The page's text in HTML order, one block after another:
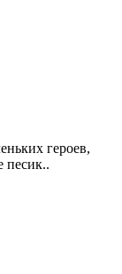
героев,
песик..